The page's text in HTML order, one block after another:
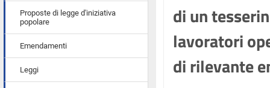
Proposte di legge d'iniziativa
popolare
Emendamenti
Leggi
di un
lavoratori
di rilevante